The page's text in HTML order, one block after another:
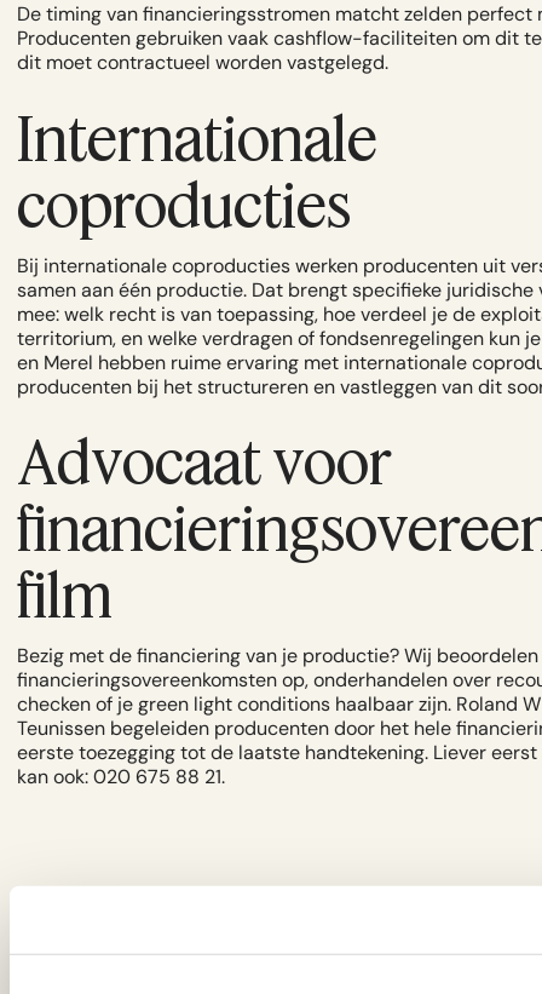
De timing van financieringsstromen matcht zelden perfect
Producenten gebruiken vaak cashflow-faciliteiten om dit
dit moet contractueel worden vastgelegd.
Internationale
coproducties
Bij internationale coproducties werken producenten uit
samen aan één productie. Dat brengt specifieke juridische
mee: welk recht is van toepassing, hoe verdeel je de
territorium, en welke verdragen of fondsenregelingen kun
en Merel hebben ruime ervaring met internationale
producenten bij het structureren en vastleggen van dit
Advocaat voor
film
Bezig met de financiering van je productie? Wij
financieringsovereenkomsten op, onderhandelen over
checken of je green light conditions haalbaar zijn. Roland
Teunissen begeleiden producenten door het hele
eerste toezegging tot de laatste handtekening. Liever
kan ook:020 675 88 21.